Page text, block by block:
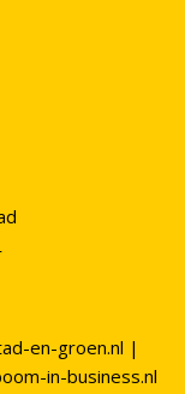
en-groen.nl |
in-business.nl